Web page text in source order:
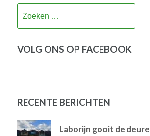
VOLG ONS OP FACEBOOK
RECENTE BERICHTEN
Laborijn gooit de